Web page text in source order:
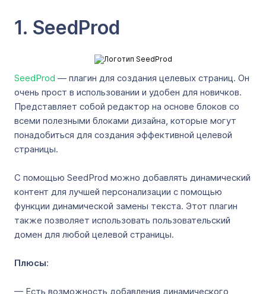
1. SeedProd
SeedProd — плагин для создания целевых страниц. Он
очень прост в использовании и удобен для новичков.
Представляет собой редактор на основе блоков со
всеми полезными блоками дизайна, которые могут
понадобиться для создания эффективной целевой
страницы.
С помощью SeedProd можно добавлять динамический
контент для лучшей персонализации с помощью
функции динамической замены текста. Этот плагин
также позволяет использовать пользовательский
домен для любой целевой страницы.
Плюсы:
— Есть возможность добавления динамического